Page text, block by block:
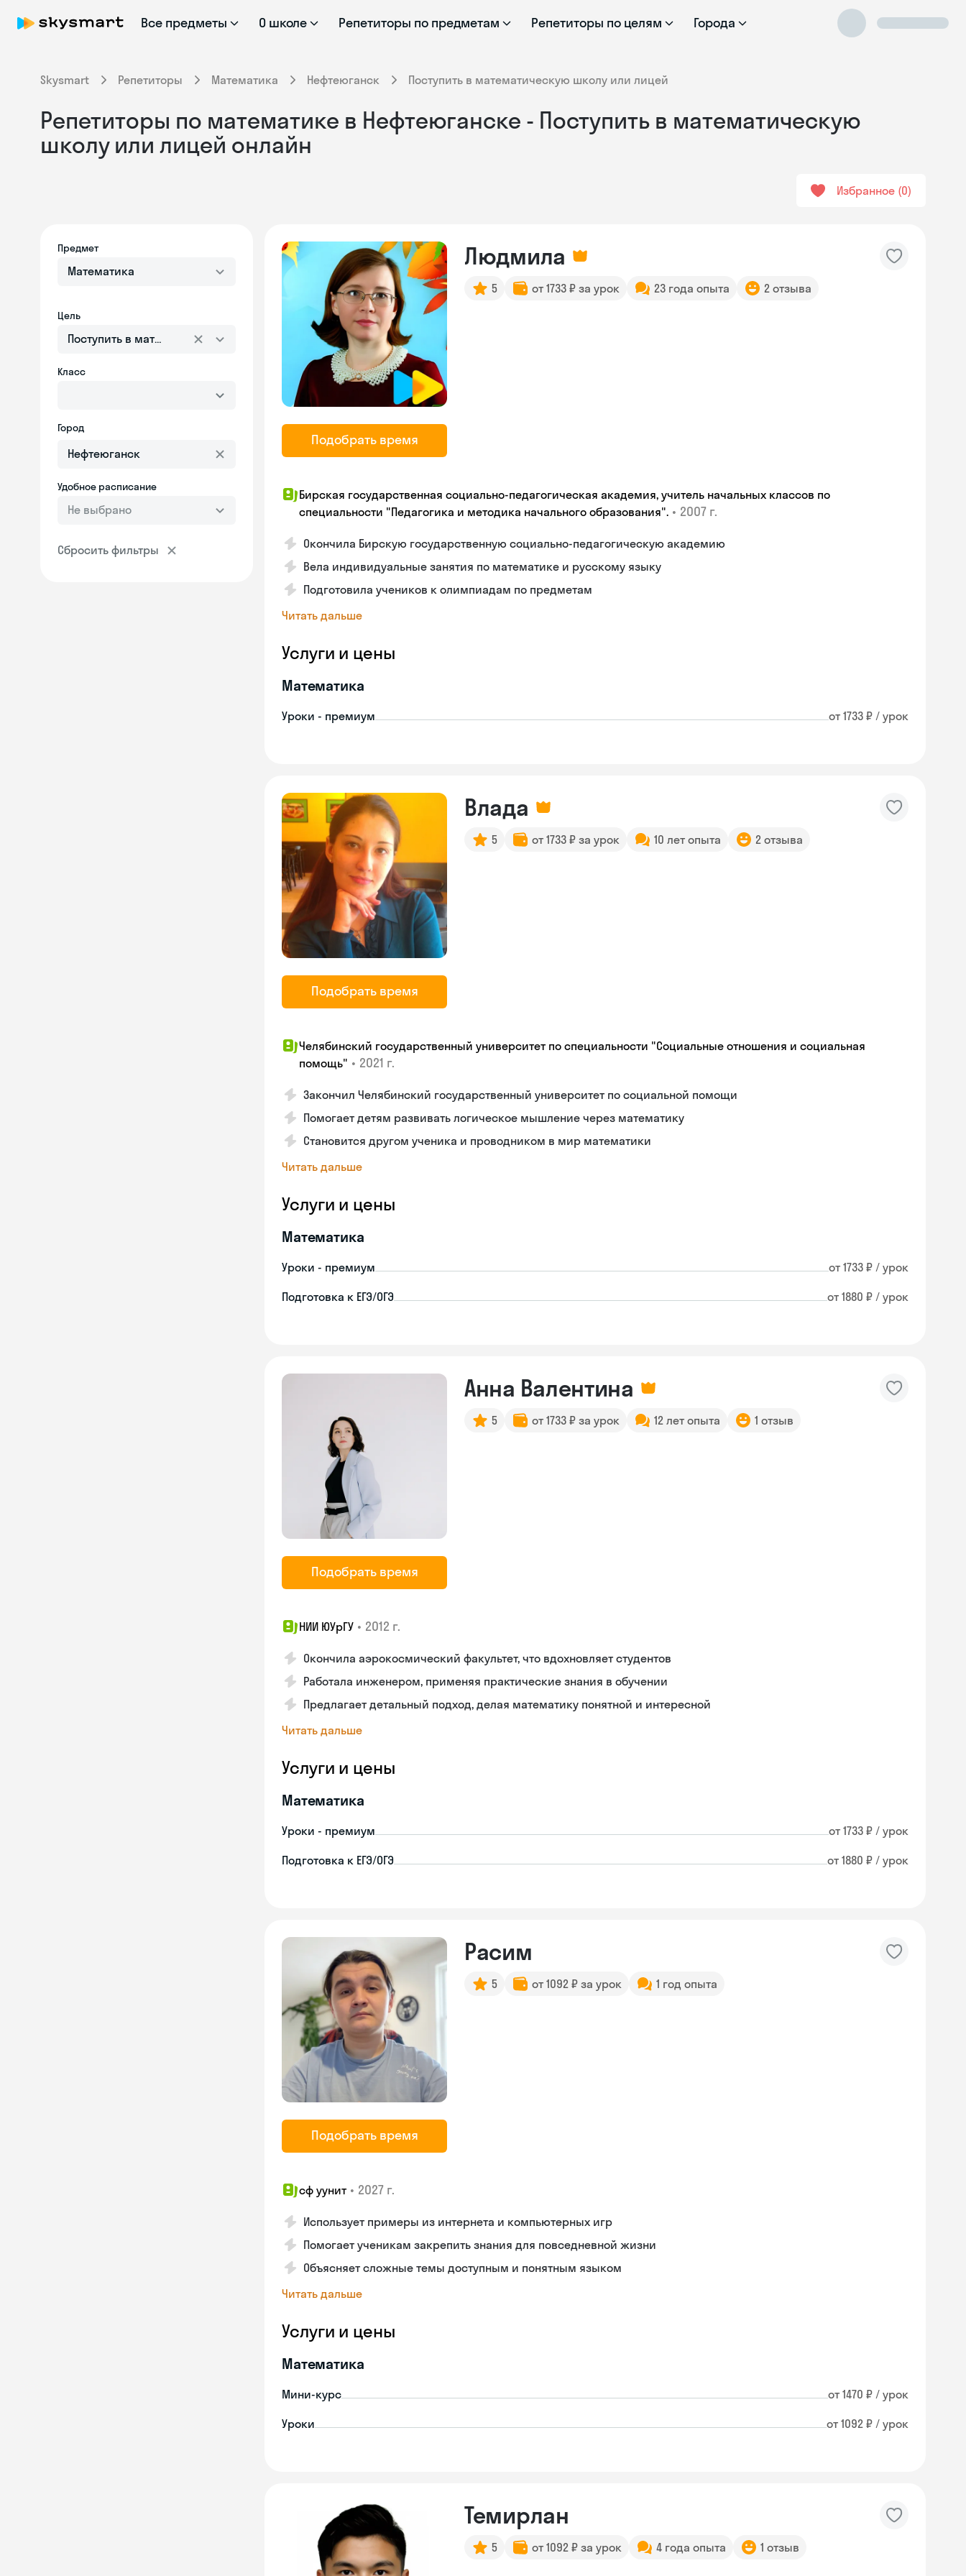
Все предметы О школе Репетиторы по предметам Репетиторы по целям Города
Skysmart Репетиторы Математика Нефтеюганск Поступить в математическую школу или лицей
Репетиторы по математике в Нефтеюганске - Поступить в математическую
школу или лицей онлайн
Избранное 0
Предмет
Математика
Цель
Поступить в математическую школу или лицей
Класс
Город
Удобное расписание
Не выбрано
Сбросить фильтры
Подобрать время
Людмила
5 от 1733 ₽ за урок 23 года опыта 2 отзыва
Бирская государственная социально-педагогическая академия, учитель начальных классов по
специальности "Педагогика и методика начального образования". • 2007 г.
Окончила Бирскую государственную социально-педагогическую академию
Вела индивидуальные занятия по математике и русскому языку
Подготовила учеников к олимпиадам по предметам
Читать дальше
Услуги и цены
Математика
Уроки - премиум от 1733 ₽ / урок
Подобрать время
Влада
5 от 1733 ₽ за урок 10 лет опыта 2 отзыва
Челябинский государственный университет по специальности "Социальные отношения и социальная
помощь" • 2021 г.
Закончил Челябинский государственный университет по социальной помощи
Помогает детям развивать логическое мышление через математику
Становится другом ученика и проводником в мир математики
Читать дальше
Услуги и цены
Математика
Уроки - премиум от 1733 ₽ / урок
Подготовка к ЕГЭ/ОГЭ от 1880 ₽ / урок
Подобрать время
Анна Валентина
5 от 1733 ₽ за урок 12 лет опыта 1 отзыв
НИИ ЮУрГУ • 2012 г.
Окончила аэрокосмический факультет, что вдохновляет студентов
Работала инженером, применяя практические знания в обучении
Предлагает детальный подход, делая математику понятной и интересной
Читать дальше
Услуги и цены
Математика
Уроки - премиум от 1733 ₽ / урок
Подготовка к ЕГЭ/ОГЭ от 1880 ₽ / урок
Подобрать время
Расим
5 от 1092 ₽ за урок 1 год опыта
сф уунит • 2027 г.
Использует примеры из интернета и компьютерных игр
Помогает ученикам закрепить знания для повседневной жизни
Объясняет сложные темы доступным и понятным языком
Читать дальше
Услуги и цены
Математика
Мини-курс от 1470 ₽ / урок
Уроки от 1092 ₽ / урок
Темирлан
5 от 1092 ₽ за урок 4 года опыта 1 отзыв
Skysmart Chat